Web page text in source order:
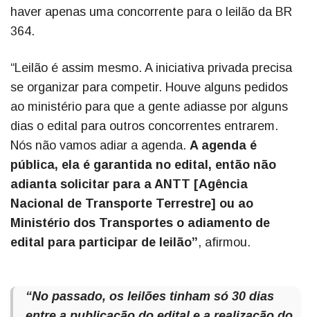
haver apenas uma concorrente para o leilão da BR
364.
“Leilão é assim mesmo. A iniciativa privada precisa
se organizar para competir. Houve alguns pedidos
ao ministério para que a gente adiasse por alguns
dias o edital para outros concorrentes entrarem.
Nós não vamos adiar a agenda. A agenda é
pública, ela é garantida no edital, então não
adianta solicitar para a ANTT [Agência
Nacional de Transporte Terrestre] ou ao
Ministério dos Transportes o adiamento de
edital para participar de leilão”, afirmou.
“No passado, os leilões tinham só 30 dias